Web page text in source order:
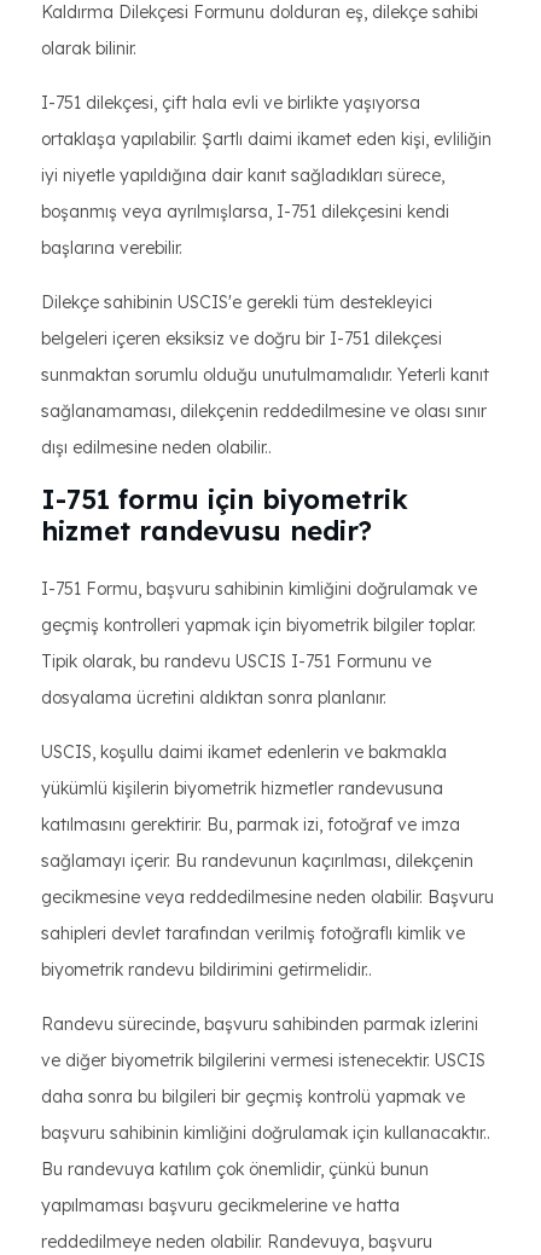
Kaldırma Dilekçesi Formunu dolduran eş, dilekçe sahibi
olarak bilinir.
I-751 dilekçesi, çift hala evli ve birlikte yaşıyorsa
ortaklaşa yapılabilir. Şartlı daimi ikamet eden kişi, evliliğin
iyi niyetle yapıldığına dair kanıt sağladıkları sürece,
boşanmış veya ayrılmışlarsa, I-751 dilekçesini kendi
başlarına verebilir.
Dilekçe sahibinin USCIS'e gerekli tüm destekleyici
belgeleri içeren eksiksiz ve doğru bir I-751 dilekçesi
sunmaktan sorumlu olduğu unutulmamalıdır. Yeterli kanıt
sağlanamaması, dilekçenin reddedilmesine ve olası sınır
dışı edilmesine neden olabilir..
I-751 formu için biyometrik
hizmet randevusu nedir?
I-751 Formu, başvuru sahibinin kimliğini doğrulamak ve
geçmiş kontrolleri yapmak için biyometrik bilgiler toplar.
Tipik olarak, bu randevu USCIS I-751 Formunu ve
dosyalama ücretini aldıktan sonra planlanır.
USCIS, koşullu daimi ikamet edenlerin ve bakmakla
yükümlü kişilerin biyometrik hizmetler randevusuna
katılmasını gerektirir. Bu, parmak izi, fotoğraf ve imza
sağlamayı içerir. Bu randevunun kaçırılması, dilekçenin
gecikmesine veya reddedilmesine neden olabilir. Başvuru
sahipleri devlet tarafından verilmiş fotoğraflı kimlik ve
biyometrik randevu bildirimini getirmelidir..
Randevu sürecinde, başvuru sahibinden parmak izlerini
ve diğer biyometrik bilgilerini vermesi istenecektir. USCIS
daha sonra bu bilgileri bir geçmiş kontrolü yapmak ve
başvuru sahibinin kimliğini doğrulamak için kullanacaktır..
Bu randevuya katılım çok önemlidir, çünkü bunun
yapılmaması başvuru gecikmelerine ve hatta
reddedilmeye neden olabilir. Randevuya, başvuru